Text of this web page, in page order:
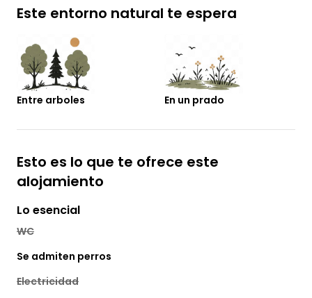
Este entorno natural te espera
Entre arboles En un prado
Esto es lo que te ofrece este
alojamiento
Lo esencial
WC
Se admiten perros
Electricidad